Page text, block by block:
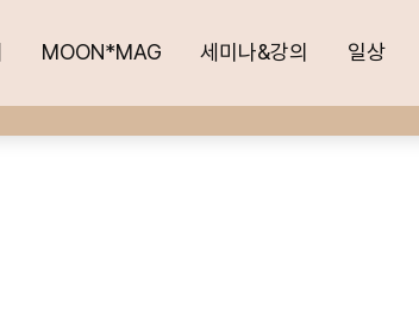
MOON*MAG 세미나&강의 일상
MOON*MAG 세미나&강의 일상